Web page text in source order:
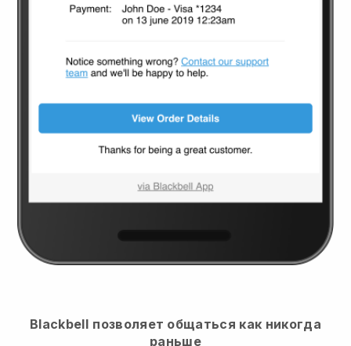
Blackbell позволяет общаться как никогда
раньше